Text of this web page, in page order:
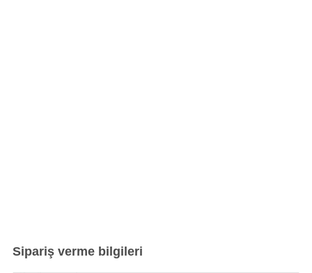
Sipariş verme bilgileri